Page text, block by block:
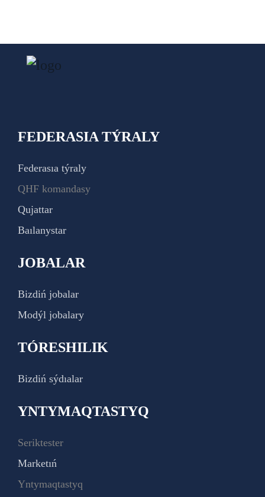
FEDERASIA TÝRALY
Federasıa týraly
QHF komandasy
Qujattar
Baılanystar
JOBALAR
Bizdiń jobalar
Modýl jobalary
TÓRESHILIK
Bizdiń sýdıalar
YNTYMAQTASTYQ
Seriktester
Marketıń
Yntymaqtastyq